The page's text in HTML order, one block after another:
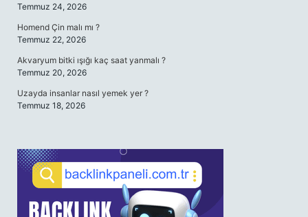
Temmuz 24, 2026
Homend Çin malı mı ?
Temmuz 22, 2026
Akvaryum bitki ışığı kaç saat yanmalı ?
Temmuz 20, 2026
Uzayda insanlar nasıl yemek yer ?
Temmuz 18, 2026